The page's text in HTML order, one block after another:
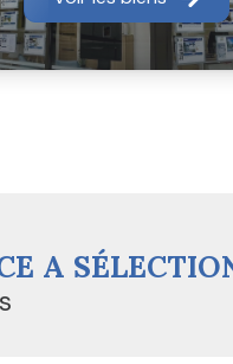
Villeron, Saint Witz,
en France,
La Chapelle en Serval,
A